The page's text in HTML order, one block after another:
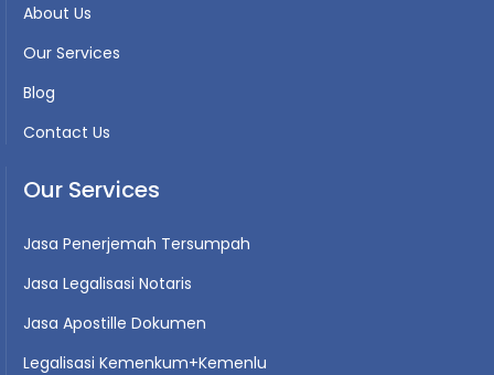
About Us
Our Services
Blog
Contact Us
Our Services
Jasa Penerjemah Tersumpah
Jasa Legalisasi Notaris
Jasa Apostille Dokumen
Legalisasi Kemenkum+Kemenlu